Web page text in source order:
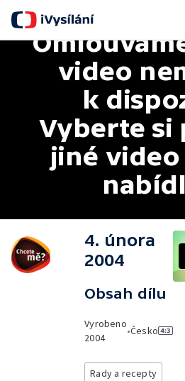
video
k
Vyberte si
jiné video
4. února
2004
Obsah dílu
Vyrobeno
2004
•Česko
Rady a recepty